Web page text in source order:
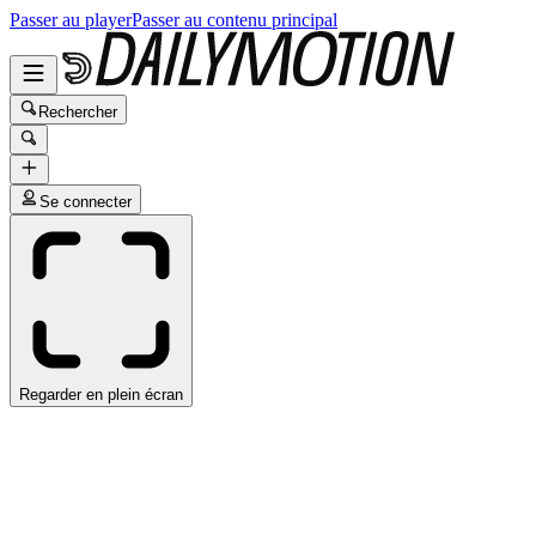
Passer au playerPasser au contenu principal
Rechercher
Se connecter
Regarder en plein écran